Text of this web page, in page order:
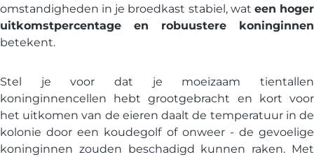
omstandigheden in je broedkast stabiel, wat een hoger
uitkomstpercentage en robuustere koninginnen
betekent.
Stel je voor dat je moeizaam tientallen
koninginnencellen hebt grootgebracht en kort voor
het uitkomen van de eieren daalt de temperatuur in de
kolonie door een koudegolf of onweer - de gevoelige
koninginnen zouden beschadigd kunnen raken. Met